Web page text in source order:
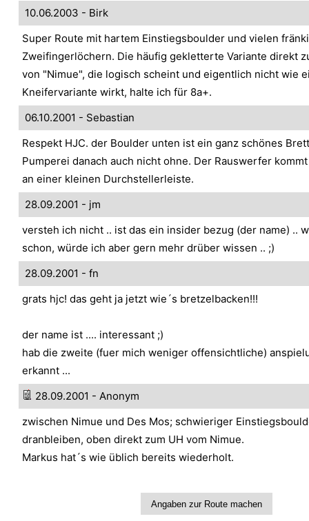
10.06.2003 - Birk
Super Route mit hartem Einstiegsboulder und vielen
Zweifingerlöchern. Die häufig gekletterte Variante direkt
von "Nimue", die logisch scheint und eigentlich nicht wie
Kneifervariante wirkt, halte ich für 8a+.
06.10.2001 - Sebastian
Respekt HJC. der Boulder unten ist ein ganz schönes
Pumperei danach auch nicht ohne. Der Rauswerfer
an einer kleinen Durchstellerleiste.
28.09.2001 - jm
versteh ich nicht .. ist das ein insider bezug (der name) ..
schon, würde ich aber gern mehr drüber wissen .. ;)
28.09.2001 - fn
grats hjc! das geht ja jetzt wie´s bretzelbacken!!!
der name ist .... interessant ;)
hab die zweite (fuer mich weniger offensichtliche)
erkannt ...
28.09.2001 - Anonym
zwischen Nimue und Des Mos; schwieriger
dranbleiben, oben direkt zum UH vom Nimue.
Markus hat´s wie üblich bereits wiederholt.